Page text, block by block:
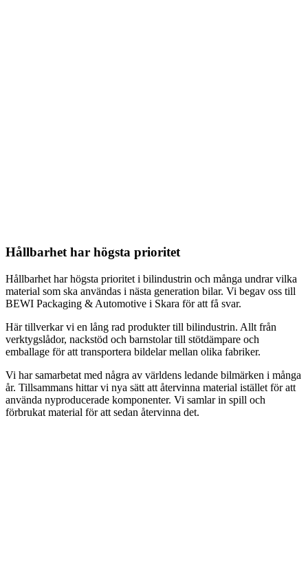
Hållbarhet har högsta prioritet
Hållbarhet har högsta prioritet i bilindustrin och många undrar vilka
material som ska användas i nästa generation bilar. Vi begav oss till
BEWI Packaging & Automotive i Skara för att få svar.
Här tillverkar vi en lång rad produkter till bilindustrin. Allt från
verktygslådor, nackstöd och barnstolar till stötdämpare och
emballage för att transportera bildelar mellan olika fabriker.
Vi har samarbetat med några av världens ledande bilmärken i många
år. Tillsammans hittar vi nya sätt att återvinna material istället för att
använda nyproducerade komponenter. Vi samlar in spill och
förbrukat material för att sedan återvinna det.